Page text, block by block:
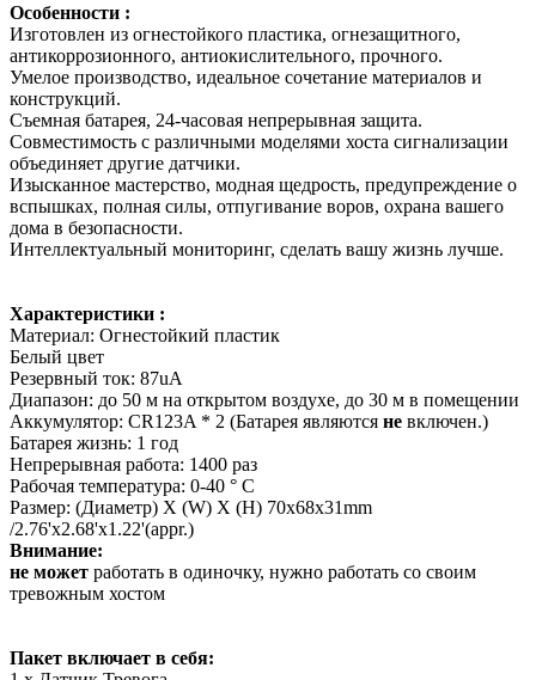
Особенности :
Изготовлен из огнестойкого пластика, огнезащитного,
антикоррозионного, антиокислительного, прочного.
Умелое производство, идеальное сочетание материалов и
конструкций.
Съемная батарея, 24-часовая непрерывная защита.
Совместимость с различными моделями хоста сигнализации
объединяет другие датчики.
Изысканное мастерство, модная щедрость, предупреждение о
вспышках, полная силы, отпугивание воров, охрана вашего
дома в безопасности.
Интеллектуальный мониторинг, сделать вашу жизнь лучше.
Характеристики :
Материал: Огнестойкий пластик
Белый цвет
Резервный ток: 87uA
Диапазон: до 50 м на открытом воздухе, до 30 м в помещении
Аккумулятор: CR123A * 2 (Батарея являются не включен.)
Батарея жизнь: 1 год
Непрерывная работа: 1400 раз
Рабочая температура: 0-40 ° C
Размер: (Диаметр) X (W) X (H) 70x68x31mm
/2.76'x2.68'x1.22'(appr.)
Внимание:
не может работать в одиночку, нужно работать со своим
тревожным хостом
Пакет включает в себя: